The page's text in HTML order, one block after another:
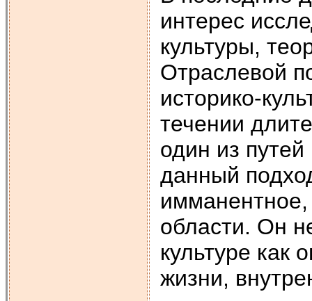
интерес
культуры,
Отраслевой
историко-
течении
один из
данный
имманентное,
области. Он
культуре как
жизни,